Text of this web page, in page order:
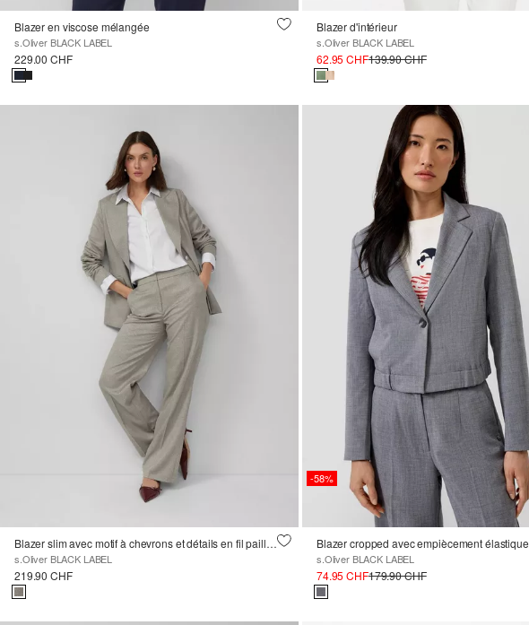
Blazer en viscose mélangée
s.Oliver BLACK LABEL
229.00 CHF
Blazer d'intérieur
s.Oliver BLACK LABEL
62.95 CHF139.90 CHF
Blazer slim avec motif à chevrons et détails en fil pailleté
s.Oliver BLACK LABEL
219.90 CHF
-58%
Blazer cropped avec empiècement élastique
s.Oliver BLACK LABEL
74.95 CHF179.90 CHF